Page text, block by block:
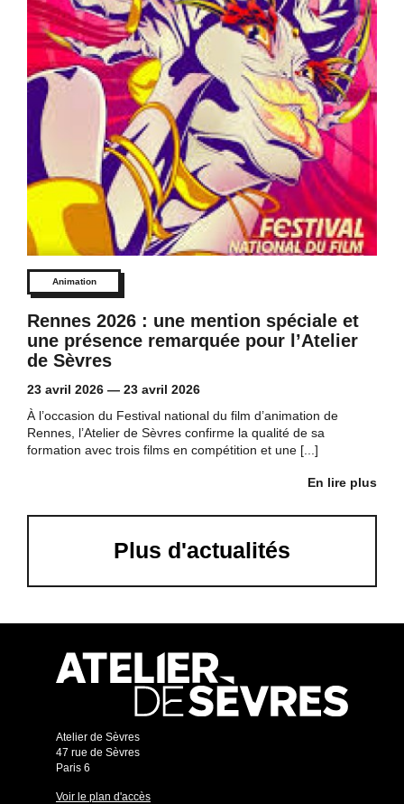
Animation
Rennes 2026 : une mention spéciale et
une présence remarquée pour l’Atelier
de Sèvres
23 avril 2026 — 23 avril 2026
À l’occasion du Festival national du film d’animation de
Rennes, l’Atelier de Sèvres confirme la qualité de sa
formation avec trois films en compétition et une [...]
En lire plus
Plus d'actualités
Atelier de Sèvres
47 rue de Sèvres
Paris 6
Voir le plan d'accès